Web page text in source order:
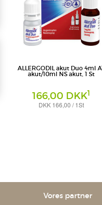
ALLERGODIL akut Duo 4ml
akut/10ml NS akut, 1 St
166,00 DKK1
DKK 166,00 / 1St
Vores partner